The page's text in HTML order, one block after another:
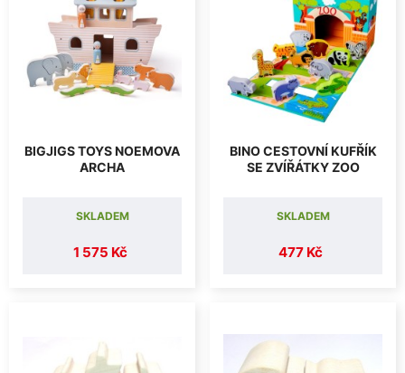
BIGJIGS TOYS NOEMOVA
ARCHA
1 575 Kč
SKLADEM
BINO CESTOVNÍ KUFŘÍK
SE ZVÍŘÁTKY ZOO
477 Kč
SKLADEM